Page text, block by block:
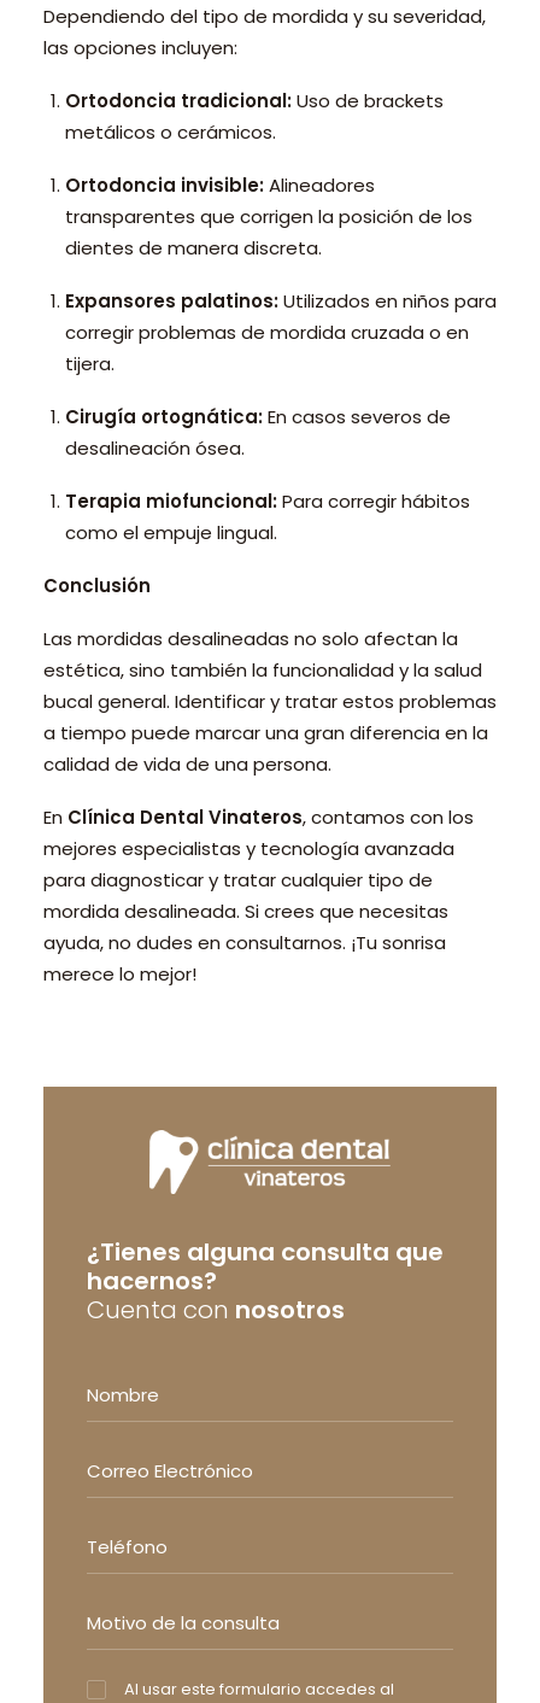
Dependiendo del tipo de mordida y su severidad,
las opciones incluyen:
Ortodoncia tradicional:Uso de brackets
metálicos o cerámicos.
Ortodoncia invisible:Alineadores
transparentes que corrigen la posición de los
dientes de manera discreta.
Expansores palatinos:Utilizados en niños para
corregir problemas de mordida cruzada o en
tijera.
Cirugía ortognática:En casos severos de
desalineación ósea.
Terapia miofuncional:Para corregir hábitos
como el empuje lingual.
Conclusión
Las mordidas desalineadas no solo afectan la
estética, sino también la funcionalidad y la salud
bucal general. Identificar y tratar estos problemas
a tiempo puede marcar una gran diferencia en la
calidad de vida de una persona.
En Clínica Dental Vinateros, contamos con los
mejores especialistas y tecnología avanzada
para diagnosticar y tratar cualquier tipo de
mordida desalineada. Si crees que necesitas
ayuda, no dudes en consultarnos. ¡Tu sonrisa
merece lo mejor!
¿Tienes alguna consulta que
hacernos?
Cuenta con nosotros
Al usar este formulario accedes al